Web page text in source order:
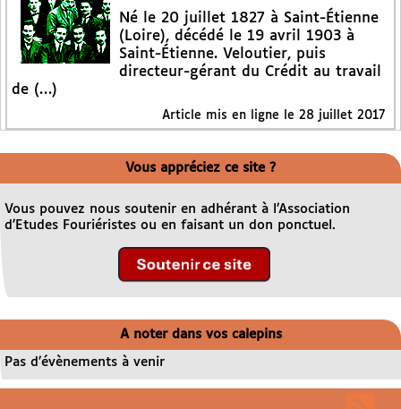
Né le 20 juillet 1827 à Saint-Étienne
(Loire), décédé le 19 avril 1903 à
Saint-Étienne. Veloutier, puis
directeur-gérant du Crédit au travail
de (…)
Article mis en ligne le 28 juillet 2017
Vous appréciez ce site ?
Vous pouvez nous soutenir en adhérant à l’Association
d’Etudes Fouriéristes ou en faisant un don ponctuel.
A noter dans vos calepins
Pas d’évènements à venir